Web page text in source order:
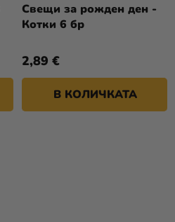
Свещи за рожден ден -
Котки 6 бр
2,89 €
В КОЛИЧКАТА